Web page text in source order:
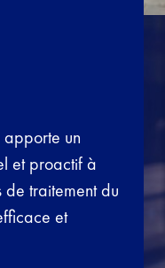
apporte un
et proactif à
traitement du
et